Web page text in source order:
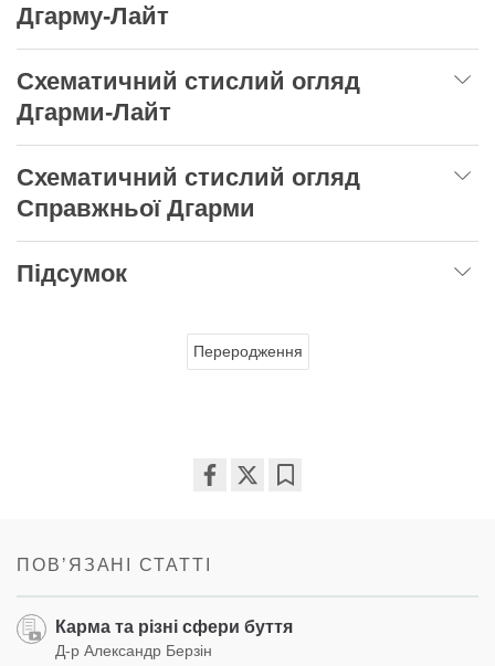
Дгарму-Лайт
Схематичний стислий огляд
Дгарми-Лайт
Схематичний стислий огляд
Справжньої Дгарми
Підсумок
Переродження
ПОВʼЯЗАНІ СТАТТІ
Карма та різні сфери буття
Д-р Александр Берзін